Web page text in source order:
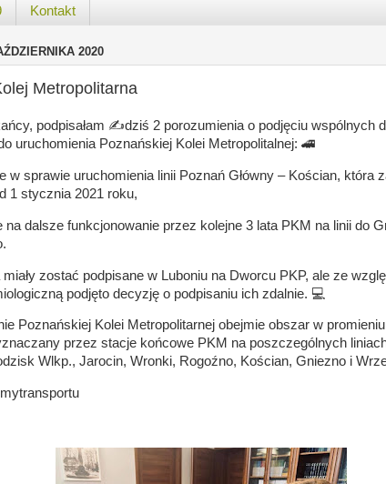
Kontakt
2020
Metropolitarna
podpisałam ✍️dziś 2 porozumienia o podjęciu wspólnych
uruchomienia Poznańskiej Kolei Metropolitalnej: 🚄
w sprawie uruchomienia linii Poznań Główny – Kościan, która
1 stycznia 2021 roku,
dalsze funkcjonowanie przez kolejne 3 lata PKM na linii do
zostać podpisane w Luboniu na Dworcu PKP, ale ze
podjęto decyzję o podpisaniu ich zdalnie. 💻
Poznańskiej Kolei Metropolitarnej obejmie obszar w
przez stacje końcowe PKM na poszczególnych
Wlkp., Jarocin, Wronki, Rogoźno, Kościan, Gniezno i